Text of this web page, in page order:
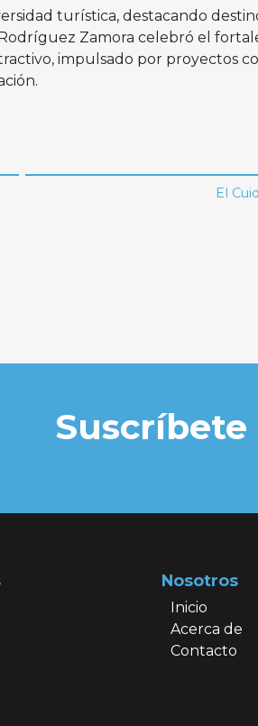
turística, destacando
Zamora celebró el
impulsado por proyectos
El
Suscríbete
Nosotros
Inicio
Acerca de
Contacto